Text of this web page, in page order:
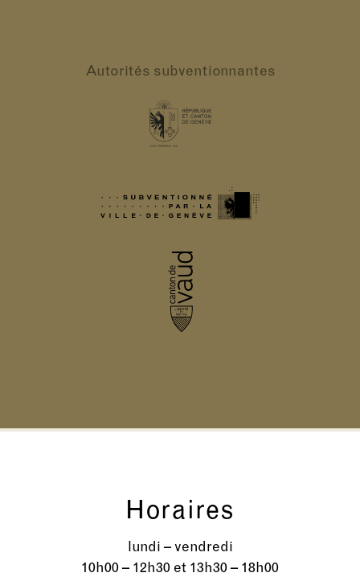
Autorités subventionnantes
Horaires
lundi – vendredi
10h00 – 12h30 et 13h30 – 18h00